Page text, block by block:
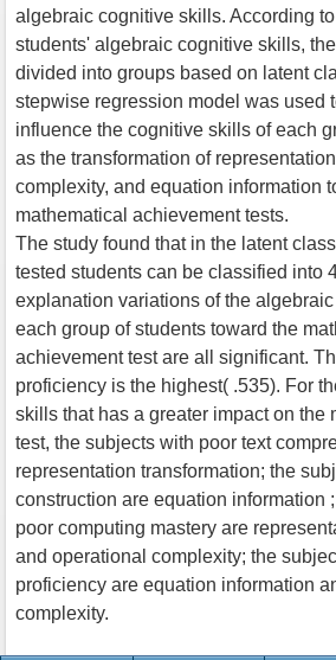
algebraic cognitive skills. According
students' algebraic cognitive skills,
divided into groups based on latent
stepwise regression model was used
influence the cognitive skills of each
as the transformation of
complexity, and equation information
mathematical achievement tests.
The study found that in the latent
tested students can be classified into
explanation variations of the
each group of students toward the
achievement test are all significant.
proficiency is the highest( .535). For
skills that has a greater impact on the
test, the subjects with poor text
representation transformation; the
construction are equation information
poor computing mastery are
and operational complexity; the
proficiency are equation information
complexity.